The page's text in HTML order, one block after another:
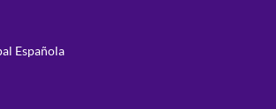
Española